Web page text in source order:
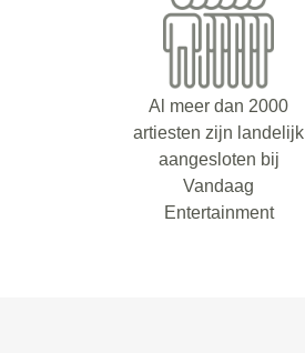
Al meer dan 2000
artiesten zijn landelijk
aangesloten bij
Vandaag
Entertainment